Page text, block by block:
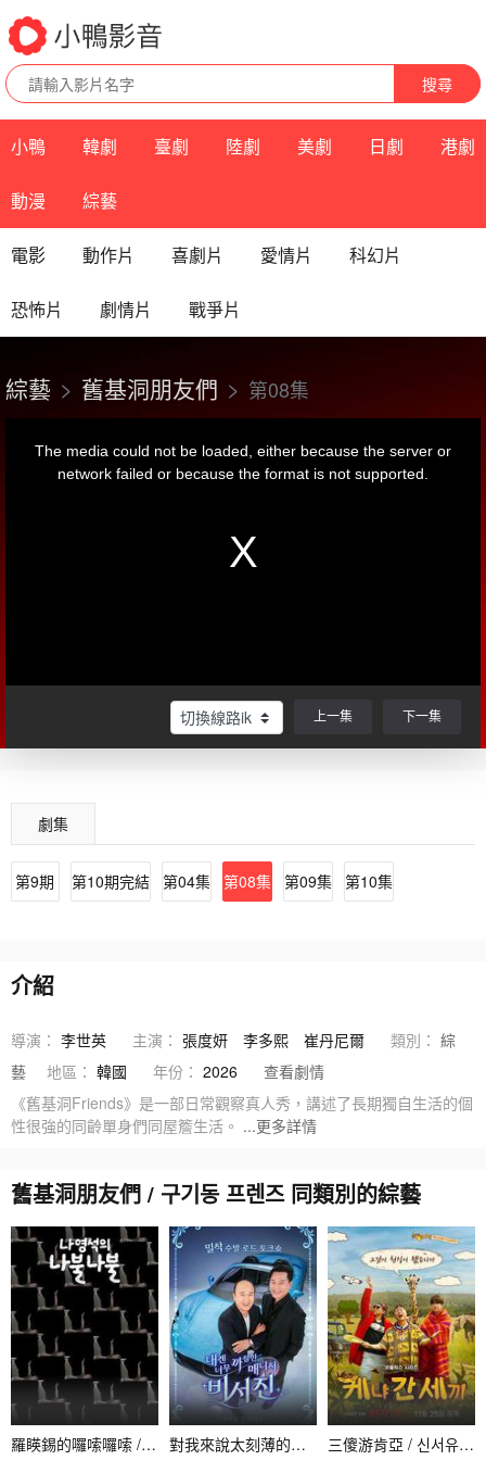
搜尋
小鴨 韓劇 臺劇 陸劇 美劇 日劇 港劇
動漫 綜藝
電影 動作片 喜劇片 愛情片 科幻片
恐怖片 劇情片 戰爭片
綜藝 舊基洞朋友們 第08集
上一集 下一集
劇集
第9期 第10期完結 第04集 第08集 第09集 第10集
介紹
導演： 李世英 主演： 張度妍 李多熙 崔丹尼爾 類別： 綜
藝
地區： 韓國 年份： 2026
查看劇情
《舊基洞Friends》是一部日常觀察真人秀，講述了長期獨自生活的個
性很強的同齡單身們同屋簷生活。 ...更多詳情
舊基洞朋友們 / 구기동 프렌즈 同類別的綜藝
羅䁐錫的囉嗦囉嗦 / 나영석의 나불나불 對我來說太刻薄的經紀人 - 祕書鎮 / 내겐 너무 까칠한 매니저 - 비서진 三傻游肯亞 / 신서유기 외전: 삼시세끼 - 케냐 간 세끼